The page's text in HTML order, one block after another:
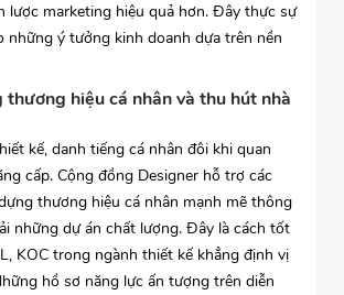
lược marketing hiệu quả hơn. Đây thực sự
những ý tưởng kinh doanh dựa trên nền
thương hiệu cá nhân và thu hút nhà
kế, danh tiếng cá nhân đôi khi quan
cấp. Cộng đồng Designer hỗ trợ các
thương hiệu cá nhân mạnh mẽ thông
những dự án chất lượng. Đây là cách tốt
KOC trong ngành thiết kế khẳng định vị
hồ sơ năng lực ấn tượng trên diễn